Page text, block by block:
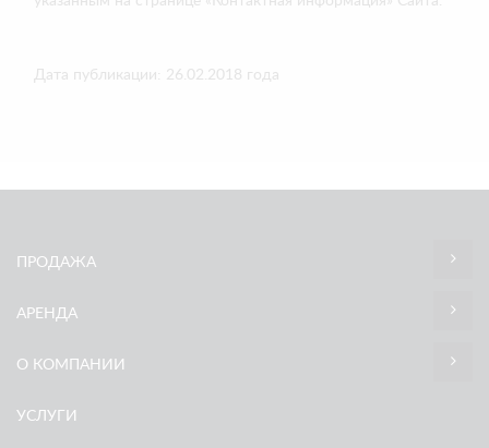
Дата публикации: 26.02.2018 года
ПРОДАЖА
АРЕНДА
О КОМПАНИИ
УСЛУГИ